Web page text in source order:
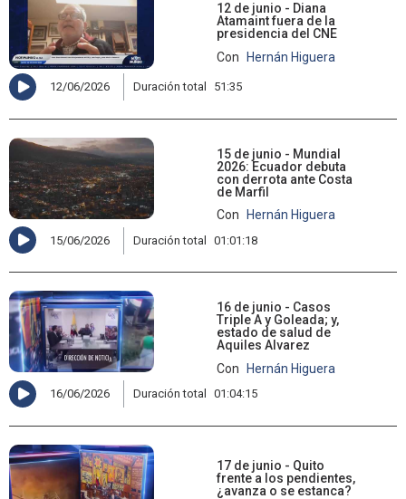
12 de junio - Diana
Atamaint fuera de la
presidencia del CNE
Con Hernán Higuera
12/06/2026 Duración total 51:35
15 de junio - Mundial
2026: Ecuador debuta
con derrota ante Costa
de Marfil
Con
Hernán Higuera
15/06/2026 Duración total 01:01:18
16 de junio - Casos
Triple A y Goleada; y,
estado de salud de
Aquiles Alvarez
Con
Hernán Higuera
16/06/2026 Duración total 01:04:15
17 de junio - Quito
frente a los pendientes,
¿avanza o se estanca?